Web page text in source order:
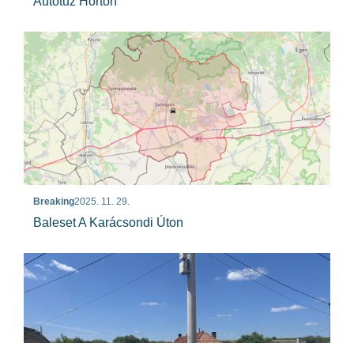
Breaking2025. 11. 29.
Baleset A Karácsondi Úton